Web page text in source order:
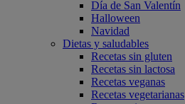
Día de San Valentín
Halloween
Navidad
Dietas y saludables
Recetas sin gluten
Recetas sin lactosa
Recetas veganas
Recetas vegetarianas